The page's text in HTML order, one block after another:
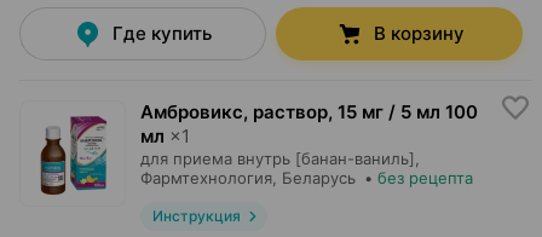
Где купить В корзину
Амбровикс, раствор, 15 мг / 5 мл 100
мл ×1
для приема внутрь [банан-ваниль],
Фармтехнология , Беларусь • без рецепта
Инструкция